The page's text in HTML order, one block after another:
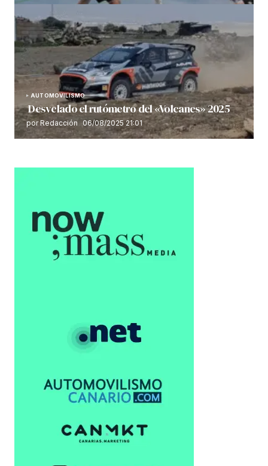
AUTOMOVILISMO
Desvelado el rutómetro del «Volcanes» 2025
por Redacción 06/08/2025 21:01